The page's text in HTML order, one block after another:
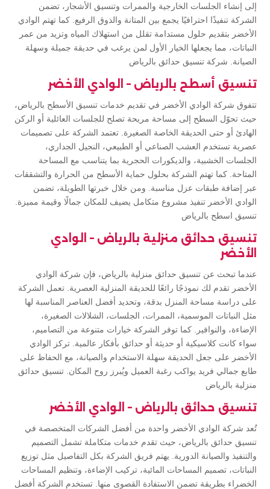
إلى إنشاء الجلسات الخارجية والممرات وتنسيق الأشجار، تضمن
الشركة تنفيذًا احترافيًا يجمع بين المتانة والذوق الرفيع. كما تهتم الوادي
الأخضر بتقديم حلول مستدامة تقلل من استهلاك المياه وتزيد من عمر
النباتات، مما يجعلها الخيار الأول لمن يرغب في حديقة جميلة وسهلة
الصيانة. شركة تنسيق حدائق بالرياض
تنسيق أسطح بالرياض – الوادي الأخضر
تتفوق شركة الوادي الأخضر في تقديم خدمات تنسيق الأسطح بالرياض،
حيث تحوّل السطح إلى مساحة مريحة تصلح للجلسات العائلية أو الركن
الهادئ أو حتى الحديقة الخاصة الصغيرة. تعتمد الشركة على تصميمات
عصرية تستخدم العشب الصناعي أو الطبيعي، النجيل الجداري،
الجلسات الخشبية، والديكورات الحجرية بما يتناسب مع المساحة
المتاحة. كما تهتم الشركة بحلول حماية الأسطح من الحرارة والتشققات
عبر إضافة طبقات عزل مناسبة. ومن خلال خبرتها الطويلة، تضمن
الوادي الأخضر تنفيذ مشروع متكامل يضيف للمكان جمالًا وقيمة مميزة.
تنسيق اسطح بالرياض
تنسيق حدائق منزلية بالرياض – الوادي
الأخضر
عندما تبحث عن تنسيق حدائق منزلية بالرياض، فإن شركة الوادي
الأخضر تقدم لك نموذجًا رائعًا للحديقة المنزلية العصرية. تعمل الشركة
على دراسة مساحة المنزل بدقة، وتحديد أفضل العناصر المناسبة لها
مثل النباتات الموسمية، الممرات، الجلسات، الشلالات الصغيرة،
الإضاءة، والنوافير. كما توفر الشركة خيارات متنوعة من التصاميم،
سواء كانت كلاسيكية أو حديثة أو حدائق بأفكار عالمية. تركز الوادي
الأخضر على جعل الحديقة سهلة الاستخدام والصيانة، مع الحفاظ على
طابع جمالي فريد يواكب رغبة العميل ويُبرز روح المكان. تنسيق حدائق
منزلية بالرياض
تنسيق حدائق بالرياض – الوادي الأخضر
تُعد شركة الوادي الأخضر واحدة من أفضل الشركات المتخصصة في
تنسيق حدائق بالرياض، حيث تقدم خدمات متكاملة تشمل التصميم
والتنفيذ والصيانة الدورية. يهتم فريق الشركة بكل التفاصيل مثل توزيع
النباتات، تصميم المساحات المائية، تركيب الإضاءة، وتنظيم المساحات
الخضراء بطريقة تضمن الاستفادة القصوى منها. تستخدم الشركة أفضل